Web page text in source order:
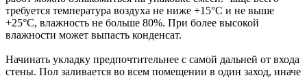
требуется температура воздуха не ниже +15°С и не выше
+25°С, влажность не больше 80%. При более высокой
влажности может выпасть конденсат.
Начинать укладку предпочтительнее с самой дальней от входа
стены. Пол заливается во всем помещении в один заход, иначе